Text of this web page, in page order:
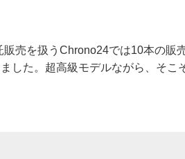
売を扱うChrono24では10本の販
した。超高級モデルながら、そこ